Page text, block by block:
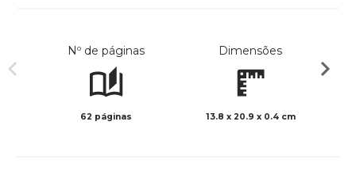
Nº de páginas
62 páginas
Dimensões
13.8 x 20.9 x 0.4 cm